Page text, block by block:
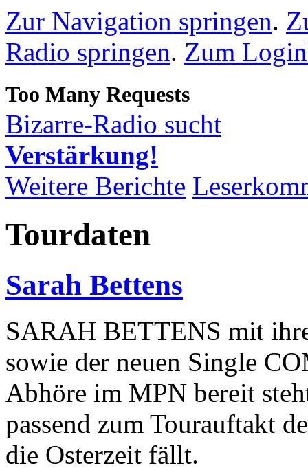
Zur Navigation springen.
Radio springen. Zum
Bizarre-Radio sucht
Verstärkung!
Weitere Berichte
Tourdaten
Sarah Bettens
SARAH BETTENS mit
sowie der neuen Single
Abhöre im MPN bereit
passend zum Tourauftakt
die Osterzeit fällt.